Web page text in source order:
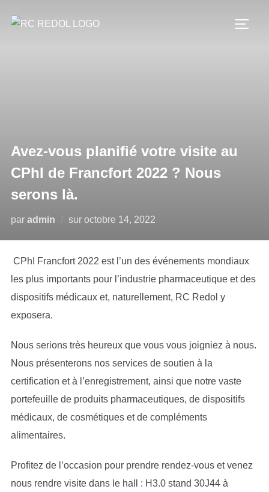
Avez-vous planifié votre visite au
CPhI de Francfort 2022 ? Nous
serons là.
par admin sur octobre 14, 2022
CPhI Francfort 2022 est l’un des événements mondiaux
les plus importants pour l’industrie pharmaceutique et des
dispositifs médicaux et, naturellement, RC Redol y
exposera.
Nous serions très heureux que vous vous joigniez à nous.
Nous présenterons nos services de soutien à la
certification et à l’enregistrement, ainsi que notre vaste
portefeuille de produits pharmaceutiques, de dispositifs
médicaux, de cosmétiques et de compléments
alimentaires.
Profitez de l’occasion pour prendre rendez-vous et venez
nous rendre visite dans le hall : H3.0 stand 30J44 à